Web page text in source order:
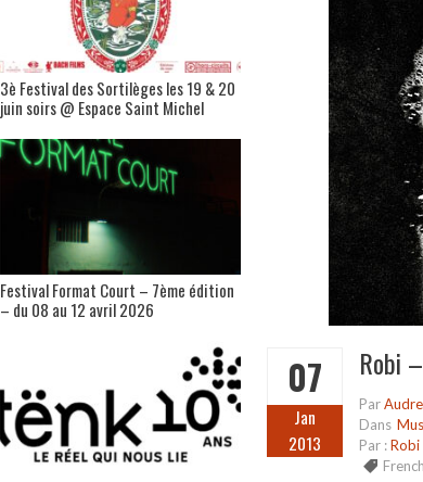
07
Jan
2013
Robi
Par
Dans
Par :Robi
3è Festival des Sortilèges les 19 & 20
juin soirs @ Espace Saint Michel
Festival Format Court – 7ème édition
– du 08 au 12 avril 2026